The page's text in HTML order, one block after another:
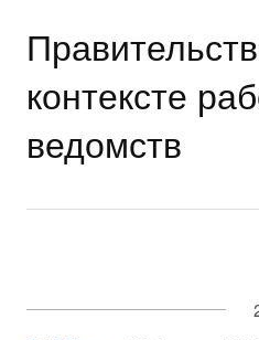
контексте
ведомств